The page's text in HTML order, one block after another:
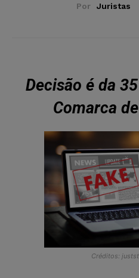
Por Juristas
Decisão é da
Comarca
Créditos: